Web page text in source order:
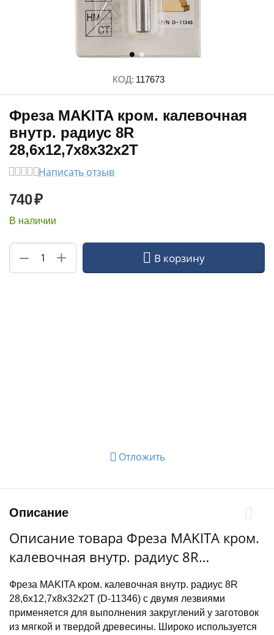
КОД: 117673
Фреза MAKITA кром. калевочная
внутр. радиус 8R
28,6х12,7х8х32х2Т
Написать отзыв
740₽
В наличии
+
− В корзину
Отложить
Описание
Описание товара Фреза MAKITA кром.
калевочная внутр. радиус 8R
28,6х12,7х8х32х2Т
Фреза MAKITA кром. калевочная внутр. радиус 8R
28,6х12,7х8х32х2Т (D-11346) с двумя лезвиями
применяется для выполнения закруглений у заготовок
из мягкой и твердой древесины. Широко используется